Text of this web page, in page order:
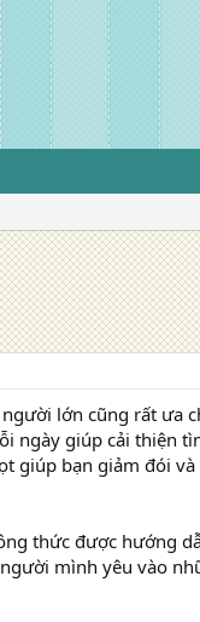
lớn cũng rất ưa
ngày giúp cải thiện
giúp bạn giảm đói
thức được hướng
mình yêu vào